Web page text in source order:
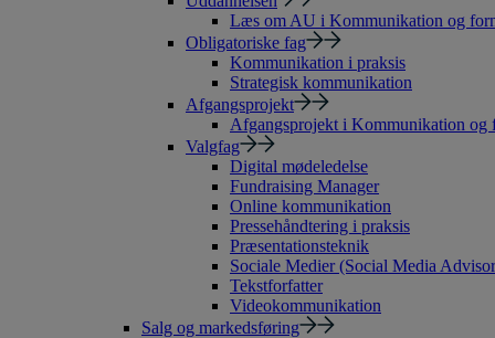
Læs om AU i Kommunikation og
Obligatoriske fag
Kommunikation i praksis
Strategisk kommunikation
Afgangsprojekt
Afgangsprojekt i Kommunikation og
Valgfag
Digital mødeledelse
Fundraising Manager
Online kommunikation
Pressehåndtering i praksis
Præsentationsteknik
Sociale Medier (Social Media
Tekstforfatter
Videokommunikation
Salg og markedsføring